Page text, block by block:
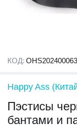
КОД: OHS202400063
Happy Ass
Пэстисы
бантами и